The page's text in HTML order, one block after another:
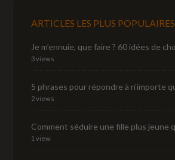
ARTICLES LES PLUS POPULAIRES
Je m’ennuie, que faire ? 60 idées de
3 views
5 phrases pour répondre à n’importe
2 views
Comment séduire une fille plus jeune
1 view